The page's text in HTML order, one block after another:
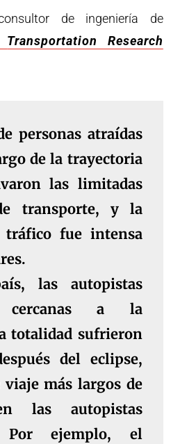
de ingeniería de
Transportation Research
personas atraídas
de la trayectoria
las limitadas
transporte, y la
tráfico fue intensa
las autopistas
cercanas a la
totalidad sufrieron
del eclipse,
más largos de
las autopistas
Por ejemplo, el